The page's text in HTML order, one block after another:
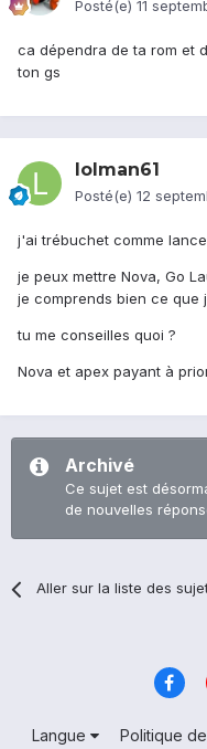
Posté(e) 11
ca dépendra de ta rom et
ton gs
lolman61
Posté(e) 12
j'ai trébuchet comme
je peux mettre Nova, Go
je comprends bien ce que
tu me conseilles quoi ?
Nova et apex payant à
Archivé
Ce sujet est
de nouvelles
Aller sur la liste des
Langue Politique